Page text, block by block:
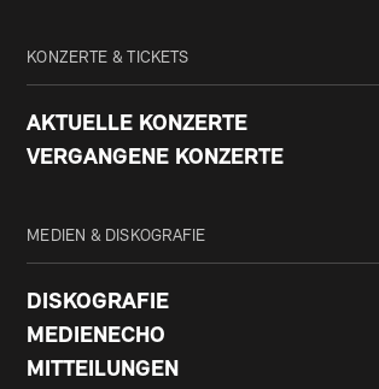
KONZERTE & TICKETS
AKTUELLE KONZERTE
VERGANGENE KONZERTE
MEDIEN & DISKOGRAFIE
DISKOGRAFIE
MEDIENECHO
MITTEILUNGEN